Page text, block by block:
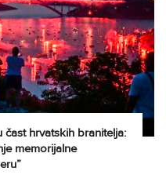
hrvatskih branitelja:
memorijalne